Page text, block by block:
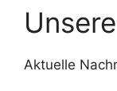
Aktuelle